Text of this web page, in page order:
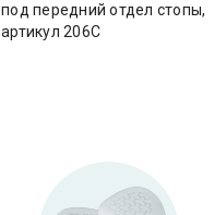
под передний отдел стопы,
артикул 206С